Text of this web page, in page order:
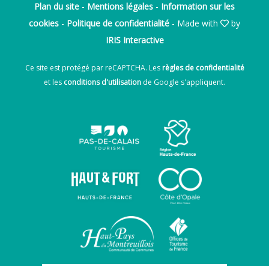
Plan du site - Mentions légales - Information sur les
cookies - Politique de confidentialité - Made with
by
IRIS Interactive
Ce site est protégé par reCAPTCHA. Lesrègles de confidentialité
et les conditions d'utilisation de Google s'appliquent.